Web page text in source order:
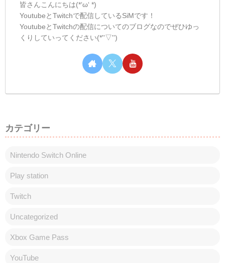
皆さんこんにちは(*‘ω‘ *)
YoutubeとTwitchで配信しているSiMです！
YoutubeとTwitchの配信についてのブログなのでぜひゆっ
くりしていってください(*''▽'')
カテゴリー
Nintendo Switch Online
Play station
Twitch
Uncategorized
Xbox Game Pass
YouTube